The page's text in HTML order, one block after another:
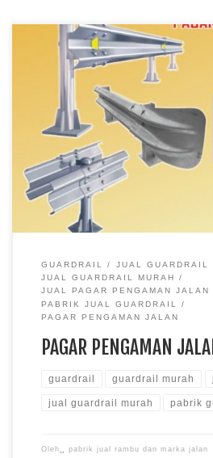
GUARDRAIL
JUAL GUARDRAIL
JUAL GUARDRAIL MURAH
JUAL PAGAR PENGAMAN JALAN
PABRIK JUAL GUARDRAIL
PAGAR PENGAMAN JALAN
PAGAR PENGAMAN
guardrail guardrail murah
jual guardrail murah pabrik
Oleh␣ pabrik jual rambu dan marka jalan